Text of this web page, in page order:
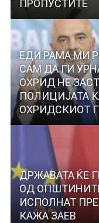
ПРОПУСТИТЕ
ЕДИ РАМА МИ
САМ ДА ГИ
ОХРИД НЕ
ПОЛИЦИЈАТА
ОХРИДСКИОТ
ДРЖАВАТА ЌЕ
ОД
ИСПОЛНАТ
КАЖА ЗАЕВ